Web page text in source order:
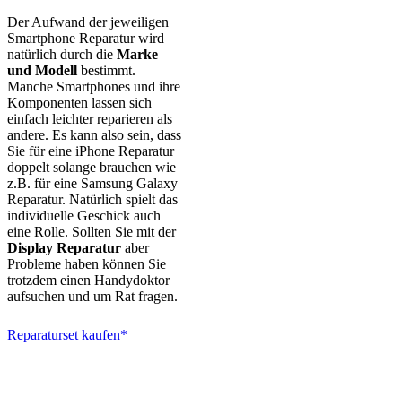
Der Aufwand der jeweiligen
Smartphone Reparatur wird
natürlich durch die Marke
und Modell bestimmt.
Manche Smartphones und ihre
Komponenten lassen sich
einfach leichter reparieren als
andere. Es kann also sein, dass
Sie für eine iPhone Reparatur
doppelt solange brauchen wie
z.B. für eine Samsung Galaxy
Reparatur. Natürlich spielt das
individuelle Geschick auch
eine Rolle. Sollten Sie mit der
Display Reparatur aber
Probleme haben können Sie
trotzdem einen Handydoktor
aufsuchen und um Rat fragen.
Reparaturset kaufen*